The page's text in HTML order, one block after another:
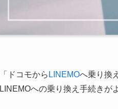
「ドコモから LINEMOへ乗り換
LINEMOへの乗り換え手続きが